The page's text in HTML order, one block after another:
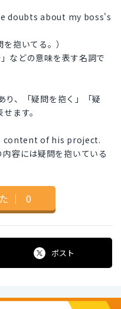
doubts about my boss's
抱いてる。）
などの意味を表す名詞で
、「疑問を抱く」「疑
ます。
content of his project.
内容には疑問を抱いている
｜ 0
ポスト